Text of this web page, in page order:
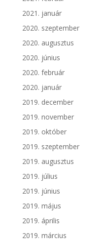
2021. január
2020. szeptember
2020. augusztus
2020. június
2020. február
2020. január
2019. december
2019. november
2019. október
2019. szeptember
2019. augusztus
2019. július
2019. június
2019. május
2019. április
2019. március